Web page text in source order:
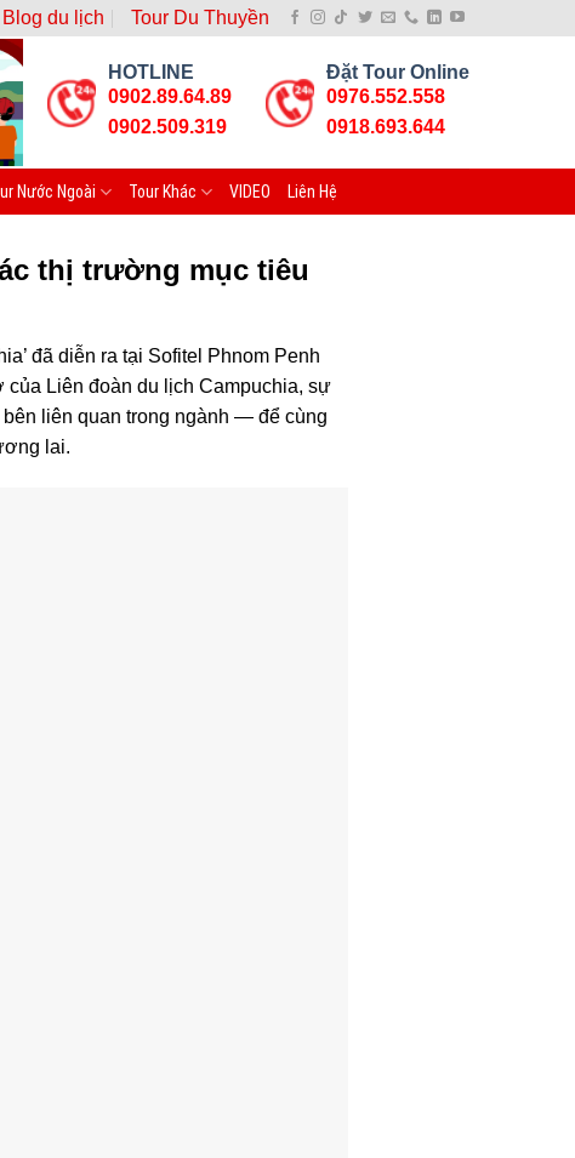
Blog du lịch Tour Du Thuyền
HOTLINE
0902.89.64.89
0902.509.319
Đặt Tour Online
0976.552.558
0918.693.644
Nước Ngoài Tour Khác VIDEO Liên Hệ
thị trường mục tiêu
đã diễn ra tại Sofitel Phnom Penh
của Liên đoàn du lịch Campuchia, sự
liên quan trong ngành — để cùng
lai.